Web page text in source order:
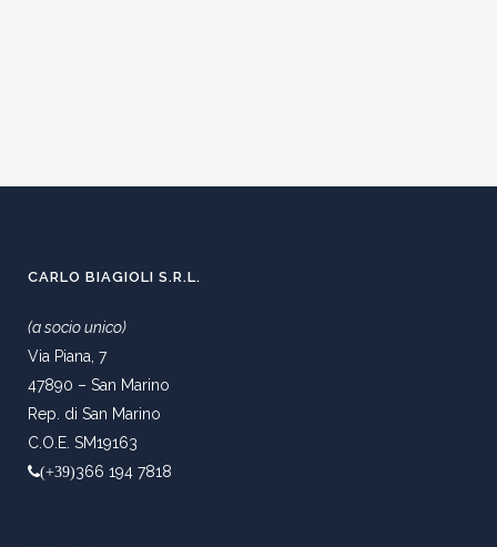
CARLO BIAGIOLI S.R.L.
(a socio unico)
Via Piana, 7
47890 – San Marino
Rep. di San Marino
C.O.E. SM19163
(+39)366 194 7818